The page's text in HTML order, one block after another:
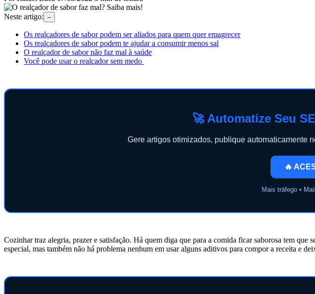
Neste artigo: –
Os realçadores de sabor podem ser aliados para quem quer emagrecer
Os realçadores de sabor podem te ajudar a consumir menos sal
O realçador de sabor não faz mal à saúde
Você pode usar o realçador sem medo
🚀 Automatize Seu
Gere artigos otimizados, publique automaticamente
🔥
Mais tráfego •
Cozinhar traz alegria, prazer e satisfação. Há quem diga que para a comida ficar saborosa tem
especial, mas também não há problema nenhum em usar alguns aditivos para compor a receita e